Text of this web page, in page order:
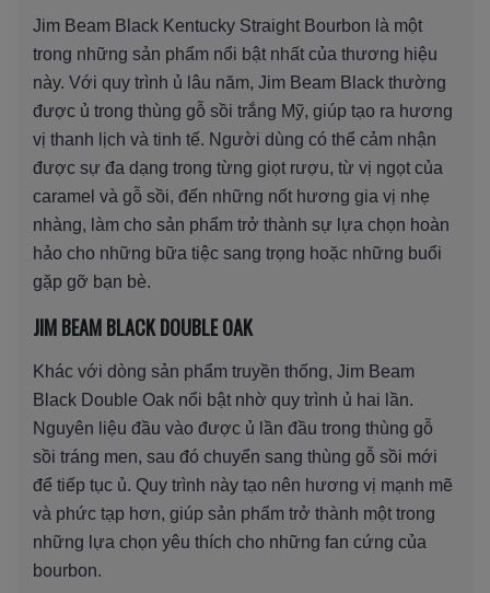
Jim Beam Black Kentucky Straight Bourbon là một
trong những sản phẩm nổi bật nhất của thương hiệu
này. Với quy trình ủ lâu năm, Jim Beam Black thường
được ủ trong thùng gỗ sồi trắng Mỹ, giúp tạo ra hương
vị thanh lịch và tinh tế. Người dùng có thể cảm nhận
được sự đa dạng trong từng giọt rượu, từ vị ngọt của
caramel và gỗ sồi, đến những nốt hương gia vị nhẹ
nhàng, làm cho sản phẩm trở thành sự lựa chọn hoàn
hảo cho những bữa tiệc sang trọng hoặc những buổi
gặp gỡ bạn bè.
JIM BEAM BLACK DOUBLE OAK
Khác với dòng sản phẩm truyền thống, Jim Beam
Black Double Oak nổi bật nhờ quy trình ủ hai lần.
Nguyên liệu đầu vào được ủ lần đầu trong thùng gỗ
sồi tráng men, sau đó chuyển sang thùng gỗ sồi mới
để tiếp tục ủ. Quy trình này tạo nên hương vị mạnh mẽ
và phức tạp hơn, giúp sản phẩm trở thành một trong
những lựa chọn yêu thích cho những fan cứng của
bourbon.